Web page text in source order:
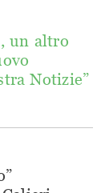
un altro
Notizie”